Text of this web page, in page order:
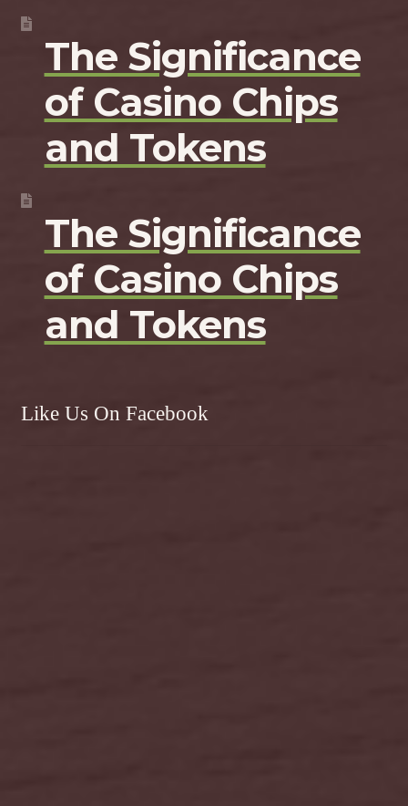
The Significance
of Casino Chips
and Tokens
The Significance
of Casino Chips
and Tokens
Like Us On Facebook